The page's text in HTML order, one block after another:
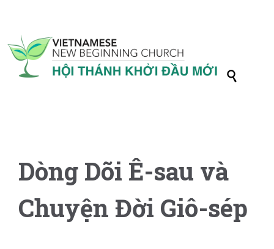

Dòng Dõi Ê-sau và
Chuyện Đời Giô-sép